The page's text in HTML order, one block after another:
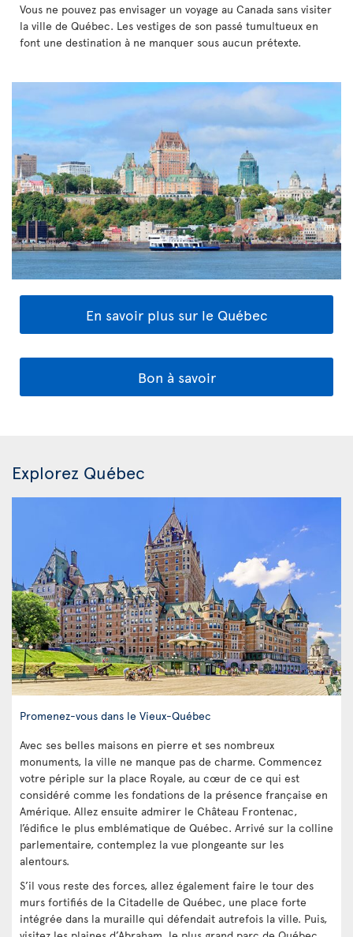
Vous ne pouvez pas envisager un voyage au Canada sans visiter
la ville de Québec. Les vestiges de son passé tumultueux en
font une destination à ne manquer sous aucun prétexte.
En savoir plus sur le Québec
Bon à savoir
Explorez Québec
Promenez-vous dans le Vieux-Québec
Avec ses belles maisons en pierre et ses nombreux
monuments, la ville ne manque pas de charme. Commencez
votre périple sur la place Royale, au cœur de ce qui est
considéré comme les fondations de la présence française en
Amérique. Allez ensuite admirer le Château Frontenac,
l’édifice le plus emblématique de Québec. Arrivé sur la colline
parlementaire, contemplez la vue plongeante sur les
alentours.
S’il vous reste des forces, allez également faire le tour des
murs fortifiés de la Citadelle de Québec, une place forte
intégrée dans la muraille qui défendait autrefois la ville. Puis,